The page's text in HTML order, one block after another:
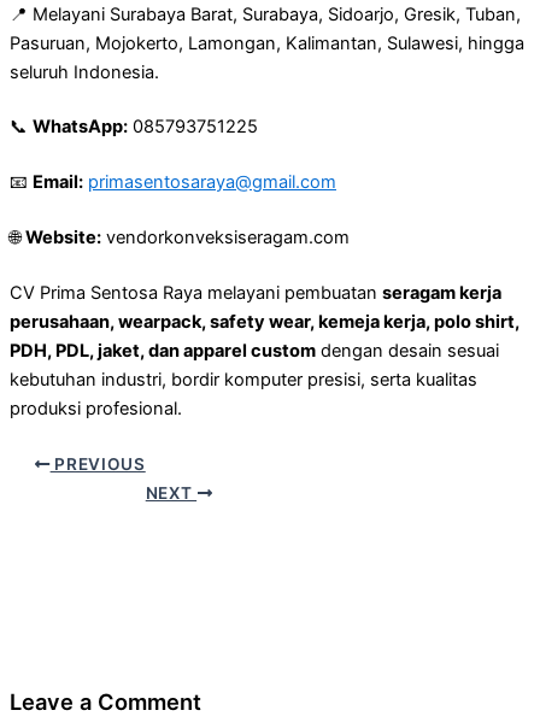
📍 Melayani Surabaya Barat, Surabaya, Sidoarjo, Gresik, Tuban,
Pasuruan, Mojokerto, Lamongan, Kalimantan, Sulawesi, hingga
seluruh Indonesia.
📞 WhatsApp: 085793751225
📧 Email: primasentosaraya@gmail.com
🌐Website: vendorkonveksiseragam.com
CV Prima Sentosa Raya melayani pembuatan seragam kerja
perusahaan, wearpack, safety wear, kemeja kerja, polo shirt,
PDH, PDL, jaket, dan apparel custom dengan desain sesuai
kebutuhan industri, bordir komputer presisi, serta kualitas
produksi profesional.
PREVIOUS
NEXT
Leave a Comment